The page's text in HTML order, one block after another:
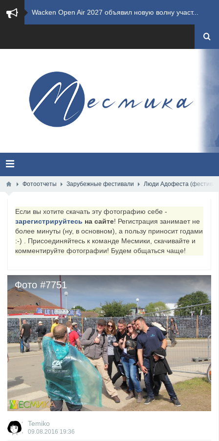
​Wacken Open Air 2027 объявил новую волну участ...
GHOST возвращаются на большие экраны с новым ко...
​Summer Breeze Open Air 2026 полностью переходи...
Всероссийский рок-фестиваль HAMMER FEST впервые...
XANDRIA представили новый сингл под названием «...
​Anthrax выпустили новый сингл и клип «Everybod...
Фотоотчеты Зарубежные фестивали Люди Адофеста
Если вы хотите скачать эту фотографию себе -
зарегистрируйтесь на сайте! Регистрация занимает не
более минуты (ну, в основном), а пользу приносит годами
:-) . Присоединяйтесь к команде Месмики, скачивайте и
комментируйте фотографии! Будем общаться чаще!
Фото #7751
Temiko
09.08.2016 19:36